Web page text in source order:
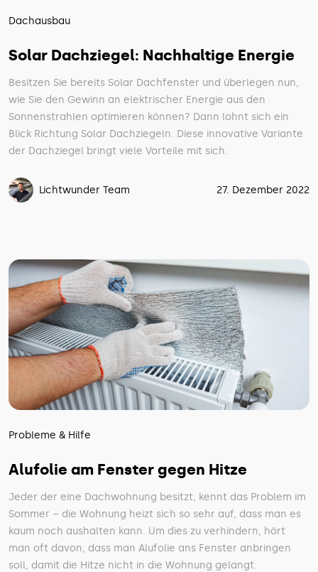
Dachausbau
Solar Dachziegel: Nachhaltige Energie
Besitzen Sie bereits Solar Dachfenster und überlegen nun,
wie Sie den Gewinn an elektrischer Energie aus den
Sonnenstrahlen optimieren können? Dann lohnt sich ein
Blick Richtung Solar Dachziegeln. Diese innovative Variante
der Dachziegel bringt viele Vorteile mit sich.
Lichtwunder Team 27. Dezember 2022
Probleme & Hilfe
Alufolie am Fenster gegen Hitze
Jeder der eine Dachwohnung besitzt, kennt das Problem im
Sommer – die Wohnung heizt sich so sehr auf, dass man es
kaum noch aushalten kann. Um dies zu verhindern, hört
man oft davon, dass man Alufolie ans Fenster anbringen
soll, damit die Hitze nicht in die Wohnung gelangt.